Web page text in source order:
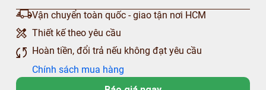
Vận chuyển toàn quốc - giao tận nơi HCM
Thiết kế theo yêu cầu
Hoàn tiền, đổi trả nếu không đạt yêu cầu
Chính sách mua hàng